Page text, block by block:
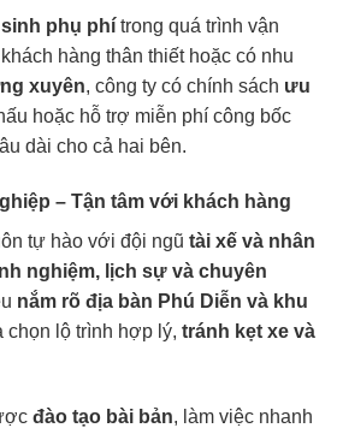
phụ phí trong quá trình vận
hàng thân thiết hoặc có nhu
xuyên, công ty có chính sách ưu
hoặc hỗ trợ miễn phí công bốc
dài cho cả hai bên.
– Tận tâm với khách hàng
tự hào với đội ngũ tài xế và nhân
nghiệm, lịch sự và chuyên
nắm rõ địa bàn Phú Diễn và khu
chọn lộ trình hợp lý, tránh kẹt xe và
đào tạo bài bản, làm việc nhanh